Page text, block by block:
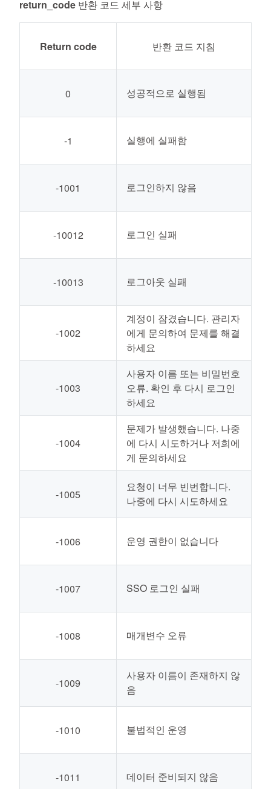
return_code 반환 코드 세부 사항
Return code 반환 코드 지침
0 성공적으로 실행됨
-1 실행에 실패함
-1001 로그인하지 않음
-10012 로그인 실패
-10013 로그아웃 실패
-1002
계정이 잠겼습니다. 관리자
에게 문의하여 문제를 해결
하세요
-1003
사용자 이름 또는 비밀번호
오류. 확인 후 다시 로그인
하세요
-1004
문제가 발생했습니다. 나중
에 다시 시도하거나 저희에
게 문의하세요
-1005
요청이 너무 빈번합니다.
나중에 다시 시도하세요
-1006 운영 권한이 없습니다
-1007 SSO 로그인 실패
-1008 매개변수 오류
-1009
사용자 이름이 존재하지 않
음
-1010 불법적인 운영
-1011 데이터 준비되지 않음